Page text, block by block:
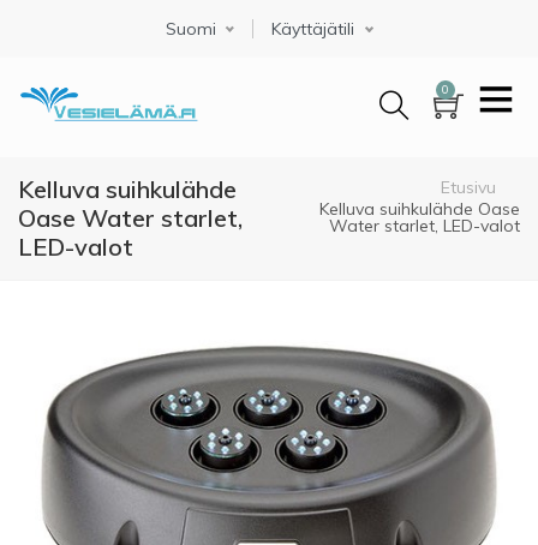
Select your language
Suomi Käyttäjätili
0
Kelluva suihkulähde
Oase Water starlet,
LED-valot
MurupolkuEtusivu
Kelluva suihkulähde Oase
Water starlet, LED-valot